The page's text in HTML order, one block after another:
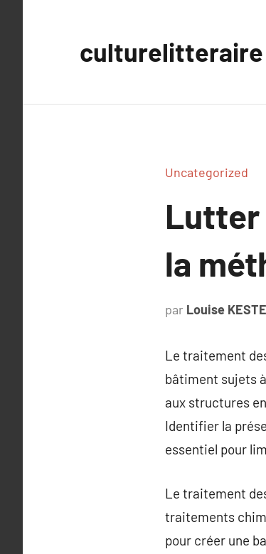
culturelitteraire
Uncategorized
la
par Louise
Le traitement
bâtiment sujets
aux structures
Identifier la
essentiel pour
Le traitement
traitements
pour créer une